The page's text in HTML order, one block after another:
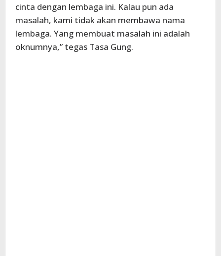
cinta dengan lembaga ini. Kalau pun ada
masalah, kami tidak akan membawa nama
lembaga. Yang membuat masalah ini adalah
oknumnya,” tegas Tasa Gung.